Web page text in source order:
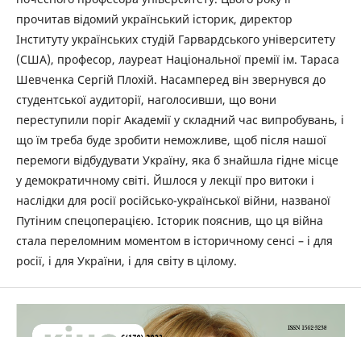
прочитав відомий український історик, директор
Інституту українських студій Гарвардського університету
(США), професор, лауреат Національної премії ім. Тараса
Шевченка Сергій Плохій. Насамперед він звернувся до
студентської аудиторії, наголосивши, що вони
переступили поріг Академії у складний час випробувань, і
що їм треба буде зробити неможливе, щоб після нашої
перемоги відбудувати Україну, яка б знайшла гідне місце
у демократичному світі. Йшлося у лекції про витоки і
наслідки для росії російсько-української війни, названої
Путіним спецоперацією. Історик пояснив, що ця війна
стала переломним моментом в історичному сенсі – і для
росії, і для України, і для світу в цілому.